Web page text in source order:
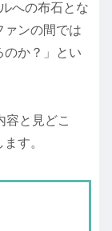
への布石とな
ァンの間では
のか？」とい
容と見どこ
す。